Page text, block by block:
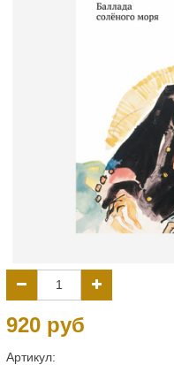
920 руб
Артикул: